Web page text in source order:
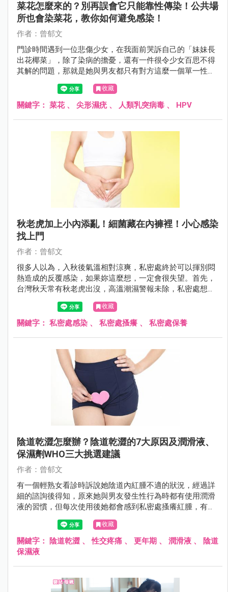
菜花怎麼來的？別再誤會它只能靠性傳染！公共場
所也會染菜花，教你如何避免感染！
作者：曾郁文
門診時間遇到一位悲傷少女，在我面前哭訴自己的「妹妹長
出花椰菜」，除了染病的擔憂，還有一件很令少女百思不得
其解的問題，那就是她與男友都只有對方這麼一個單一性伴
侶，可是男友卻沒有中獎的跡象，她很擔憂男友會質疑她的
清白，不知道該怎麼解釋才好，因此至今都對男友隱瞞感染
的事情……
收藏
關鍵字： 菜花、 尖形濕疣、 人類乳突病毒 、 HPV
秋老虎加上小內添亂！細菌藏在內褲裡！小心感染
找上門
作者：曾郁文
很多人以為，入秋後氣溫相對涼爽，私密處終於可以揮別悶
熱造成的反覆感染，如果妳這麼想，一定會很失望。首先，
台灣秋天常有秋老虎出沒，高溫潮濕警報未除，私密處想要
遠離搔癢感染有難度，另一方面，很多人以為感染問題出在
外在環境，卻忽略內在環境也可能成為幫兇。
收藏
關鍵字： 私密處感染 、 私密處搔癢 、 私密處保養
陰道乾澀怎麼辦？陰道乾澀的7大原因及潤滑液、
保濕劑WHO三大挑選建議
作者：曾郁文
有一個輕熟女看診時訴說她陰道內紅腫不適的狀況，經過詳
細的諮詢後得知，原來她與男友發生性行為時都有使用潤滑
液的習慣，但每次使用後她都會感到私密處搔癢紅腫，有一
點感覺像是「過敏」的感覺。
收藏
關鍵字： 陰道乾澀 、性交疼痛 、 更年期 、 潤滑液 、
陰道
保濕液